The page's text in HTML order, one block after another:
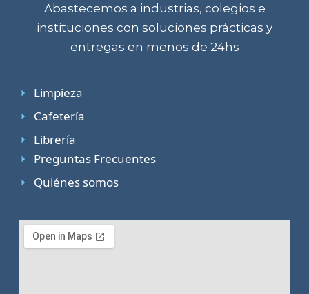
Abastecemos a industrias, colegios e
instituciones con soluciones prácticas y
entregas en menos de 24hs
Limpieza
Cafetería
Librería
Preguntas Frecuentes
Quiénes somos